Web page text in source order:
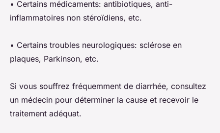
• Certains médicaments: antibiotiques, anti-
inflammatoires non stéroïdiens, etc.
• Certains troubles neurologiques: sclérose en
plaques, Parkinson, etc.
Si vous souffrez fréquemment de diarrhée, consultez
un médecin pour déterminer la cause et recevoir le
traitement adéquat.